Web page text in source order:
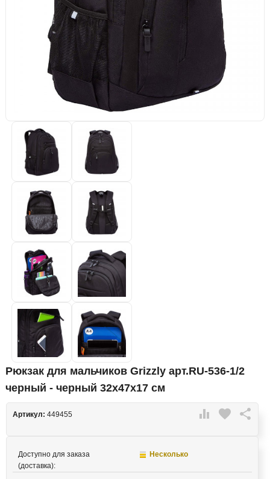
Рюкзак для мальчиков Grizzly арт.RU-536-1/2
черный - черный 32х47х17 см
 favorite 
Артикул: 449455
Доступно для заказа
(доставка):
Несколько